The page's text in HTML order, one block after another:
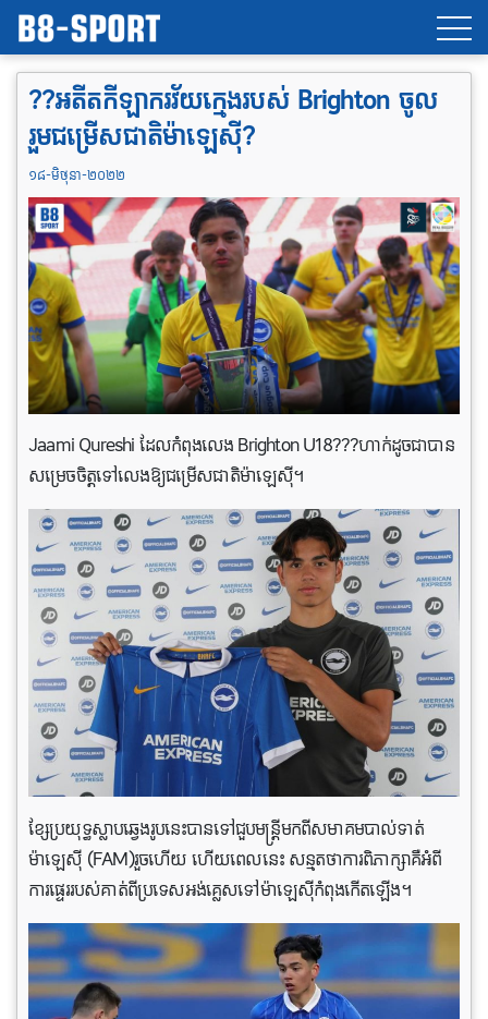
??អតីត​កីឡាករ​វ័យ​ក្មេងរបស់ Brighton ​ចូល​
រួមជម្រើសជាតិ​ម៉ាឡេស៊ី?
១៨-មិថុនា-២០២២
Jaami Qureshi ដែលកំពុងលេង Brighton U18???ហាក់ដូចជាបាន
សម្រេចចិត្តទៅលេងឱ្យជម្រើស​ជាតិម៉ាឡេស៊ី។
ខ្សែប្រយុទ្ធ​ស្លាប​ឆ្វេង​រូប​នេះ​បាន​ទៅ​ជួប​មន្ត្រី​មក​ពី​សមាគម​បាល់ទាត់​
ម៉ាឡេស៊ី (FAM)រួច​ហើយ ហើយពេល​នេះ សន្មតថាការពិភាក្សាគឺអំពី
ការផ្ទេររបស់គាត់ពីប្រទេសអង់គ្លេសទៅម៉ាឡេស៊ីកំពុងកើត​ឡើង។